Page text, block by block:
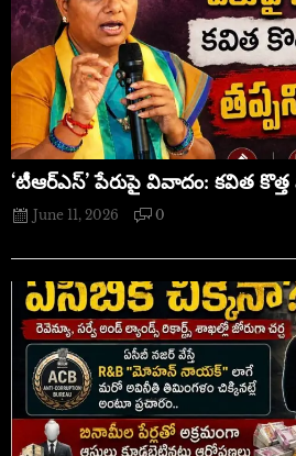
‘టీఆర్ఎస్’ పేరుపై వివాదం: కవిత కొత్త
June 11, 2026 0